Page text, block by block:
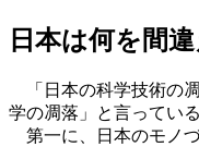
日本は何を間
「日本の科学技術の
学の凋落」と言ってい
第一に、日本のモノ